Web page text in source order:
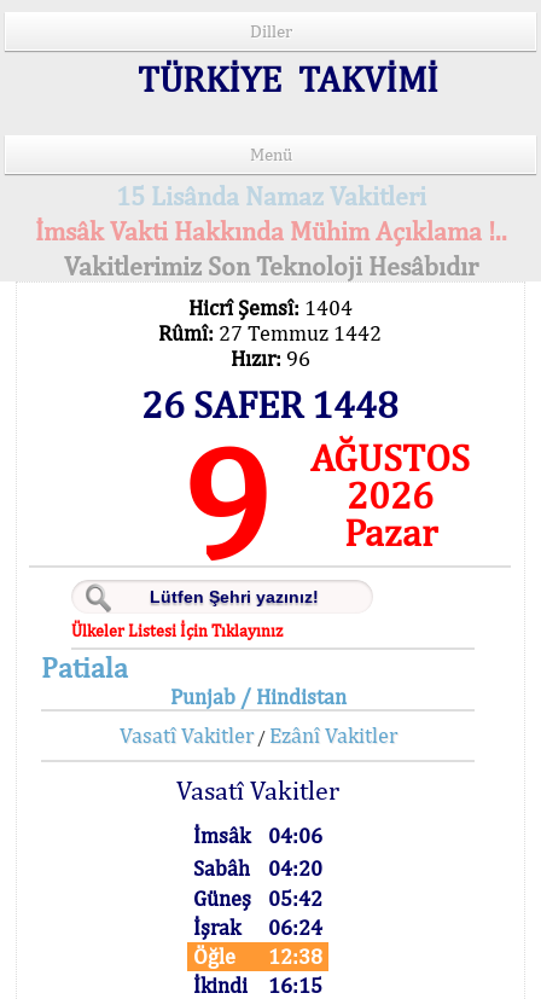
Diller
TÜRKİYE TAKVİMİ
Menü
15 Lisânda Namaz Vakitleri
İmsâk Vakti Hakkında Mühim Açıklama !..
Vakitlerimiz Son Teknoloji Hesâbıdır
Hicrî Şemsî: 1404
Rûmî: 27 Temmuz 1442
Hızır: 96
26 SAFER 1448
9
AĞUSTOS
2026
Pazar
Ülkeler Listesi İçin Tıklayınız
Patiala
Punjab / Hindistan
Vasatî Vakitler/ Ezânî Vakitler
Vasatî Vakitler
İmsâk
04:06
Sabâh
04:20
Güneş
05:42
İşrak
06:24
Öğle
12:38
İkindi
16:15